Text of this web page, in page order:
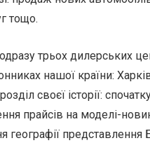
тощо.
трьох дилерських
нашої країни:
своєї історії:
прайсів на моделі-
географії представлення